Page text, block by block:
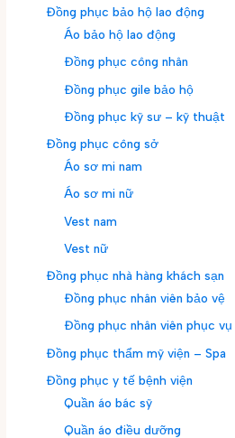
Đồng phục bảo hộ lao động
Áo bảo hộ lao động
Đồng phục công nhân
Đồng phục gile bảo hộ
Đồng phục kỹ sư – kỹ thuật
Đồng phục công sở
Áo sơ mi nam
Áo sơ mi nữ
Vest nam
Vest nữ
Đồng phục nhà hàng khách sạn
Đồng phục nhân viên bảo vệ
Đồng phục nhân viên phục vụ
Đồng phục thẩm mỹ viện – Spa
Đồng phục y tế bệnh viện
Quần áo bác sỹ
Quần áo điều dưỡng